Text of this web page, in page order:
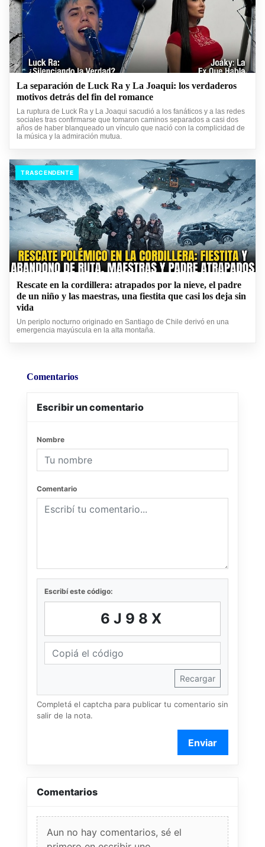
La separación de Luck Ra y La Joaqui: los verdaderos
motivos detrás del fin del romance
La ruptura de Luck Ra y La Joaqui sacudió a los fanáticos y a las redes
sociales tras confirmarse que tomaron caminos separados a casi dos
años de haber blanqueado un vínculo que nació con la complicidad de
la música y la admiración mutua.
TRASCENDENTE
Rescate en la cordillera: atrapados por la nieve, el padre
de un niño y las maestras, una fiestita que casi los deja sin
vida
Un periplo nocturno originado en Santiago de Chile derivó en una
emergencia mayúscula en la alta montaña.
Comentarios
Escribir un comentario
Nombre
Comentario
Escribí este código:
6J98X
Recargar
Completá el captcha para publicar tu comentario sin
salir de la nota.
Enviar
Comentarios
Aun no hay comentarios, sé el